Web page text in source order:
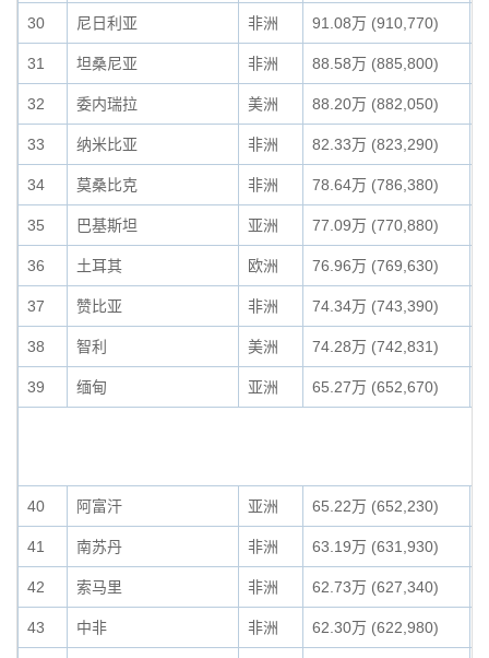
30 尼日利亚 非洲 91.08万 (910,770)
31 坦桑尼亚 非洲 88.58万 (885,800)
32 委内瑞拉 美洲 88.20万 (882,050)
33 纳米比亚 非洲 82.33万 (823,290)
34 莫桑比克 非洲 78.64万 (786,380)
35 巴基斯坦 亚洲 77.09万 (770,880)
36 土耳其 欧洲 76.96万 (769,630)
37 赞比亚 非洲 74.34万 (743,390)
38 智利 美洲 74.28万 (742,831)
39 缅甸 亚洲 65.27万 (652,670)
40 阿富汗 亚洲 65.22万 (652,230)
41 南苏丹 非洲 63.19万 (631,930)
42 索马里 非洲 62.73万 (627,340)
43 中非 非洲 62.30万 (622,980)